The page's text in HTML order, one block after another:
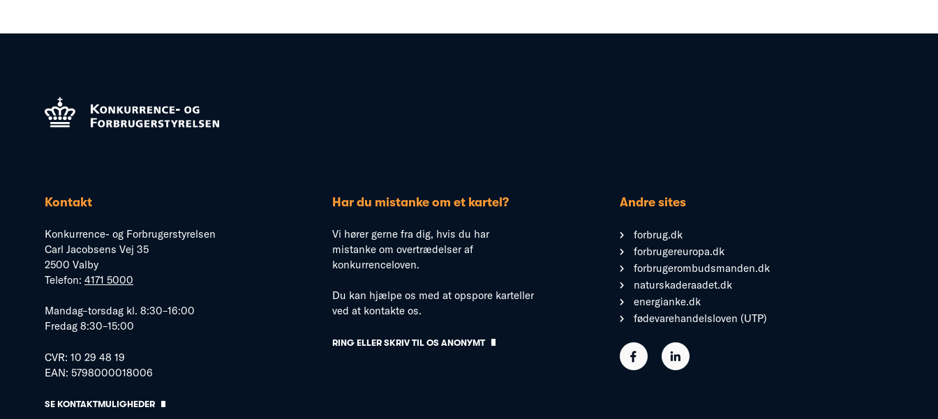
Kontakt
Konkurrence- og Forbrugerstyrelsen
Carl Jacobsens Vej 35
2500 Valby
Telefon: 4171 5000
Mandag–torsdag kl. 8:30–16:00
Fredag 8:30–15:00
CVR: 10 29 48 19
EAN: 5798000018006
SE KONTAKTMULIGHEDER
Har du mistanke om et kartel?
Vi hører gerne fra dig, hvis du har
mistanke om overtrædelser af
konkurrenceloven.
Du kan hjælpe os med at opspore karteller
ved at kontakte os.
RING ELLER SKRIV TIL OS ANONYMT
Andre sites
forbrug.dk
forbrugereuropa.dk
forbrugerombudsmanden.dk
naturskaderaadet.dk
energianke.dk
fødevarehandelsloven (UTP)